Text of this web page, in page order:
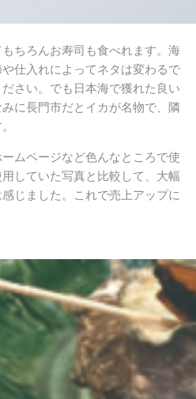
ちろんお寿司も食べれます。海
仕入れによってネタは変わるで
さい。でも日本海で獲れた良い
に長門市だとイカが名物で、隣
ムページなど色んなところで使
していた写真と比較して、大幅
じました。これで売上アップに